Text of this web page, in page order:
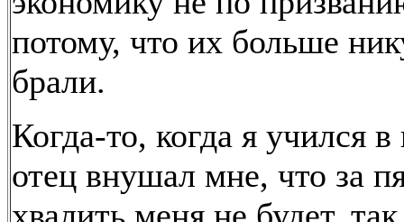
потому, что их больше
брали.
Когда-то, когда я учился
отец внушал мне, что за